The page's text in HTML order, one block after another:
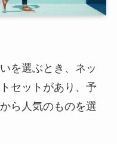
を選ぶとき、ネッ
セットがあり、予
ら人気のものを選